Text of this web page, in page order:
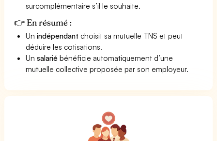
surcomplémentaire s’il le souhaite.
👉 En résumé :
Unindépendant choisit sa mutuelle TNS et peut
déduire les cotisations.
Unsalarié bénéficie automatiquement d’une
mutuelle collective proposée par son employeur.